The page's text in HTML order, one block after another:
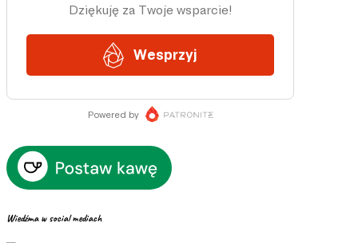
Wiedźma w social mediach